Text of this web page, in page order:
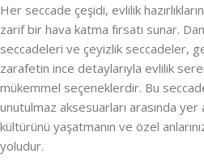
Her seccade çeşidi, evlilik
zarif bir hava katma fırsatı sunar.
seccadeleri ve çeyizlik seccadeler,
zarafetin ince detaylarıyla evlilik
mükemmel seçeneklerdir. Bu
unutulmaz aksesuarları arasında
kültürünü yaşatmanın ve özel
yoludur.